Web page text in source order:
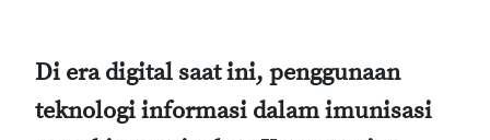
Di era digital saat ini, penggunaan
teknologi informasi dalam imunisasi